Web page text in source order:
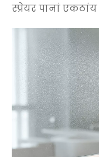
स्प्रेयर पानां एकठांय